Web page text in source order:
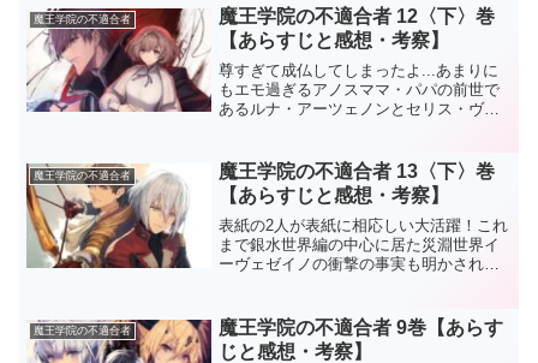
んできて良かった！そう思える一冊に仕
上がっています！※ここか...
魔王学院の不適合者
魔王学院の不適合者 12〈下〉巻
【あらすじと感想・考察】
尊すぎて成仏してしまったよ...あまりに
もエモ過ぎるアノスママ・パパの前世で
あるルナ・アーツェノンとセリス・ヴォ
【ネタバレ】全開です！！！魔王学院12
下巻のストーリー前巻...
魔王学院の不適合者
魔王学院の不適合者 13〈下〉巻
【あらすじと感想・考察】
表紙の2人が表紙に相応しい大活躍！これ
まで銀水世界編の中心に居た災淵世界イ
ーヴェゼイノの衝撃の事実も明かされた
トーリー瀕死の聖剣世界ハイフォリア先
王・オルドフを発見した...
魔王学院の不適合者
魔王学院の不適合者 9巻【あらす
じと感想・考察】